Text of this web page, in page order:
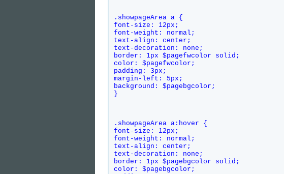
.showpageArea a {
font-size: 12px;
font-weight: normal;
text-align: center;
text-decoration: none;
border: 1px $pagefwcolor solid;
color: $pagefwcolor;
padding: 3px;
margin-left: 5px;
background: $pagebgcolor;
}
.showpageArea a:hover {
font-size: 12px;
font-weight: normal;
text-align: center;
text-decoration: none;
border: 1px $pagebgcolor solid;
color: $pagebgcolor;